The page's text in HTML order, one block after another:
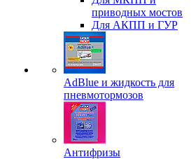
приводных мостов
Для АКПП и ГУР
AdBlue и жидкость для
пневмотормозов
Антифризы